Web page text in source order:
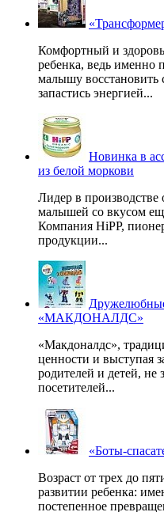
Комфортный и
ребенка, ведь именно
малышу восстановить
запастись энергией...
Новинка в
из белой моркови
Лидер в производстве
малышей со вкусом
Компания HiPP,
продукции...
«МАКДОНАЛДС»
«Макдоналдс»,
ценности и выступая
родителей и детей, не
посетителей...
«Боты-
Возраст от трех до
развитии ребенка:
постепенное